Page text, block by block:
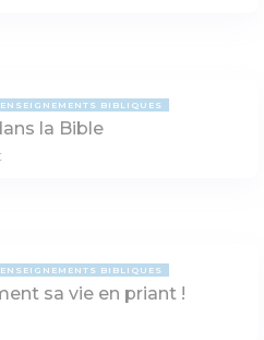
ENSEIGNEMENTS BIBLIQUES
la Bible
ENSEIGNEMENTS BIBLIQUES
sa vie en priant !